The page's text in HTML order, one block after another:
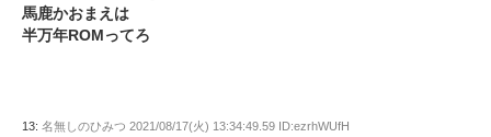
馬鹿かおまえは
半万年ROMってろ
13: 名無しのひみつ 2021/08/17(火) 13:34:49.59 ID:ezrhWUfH